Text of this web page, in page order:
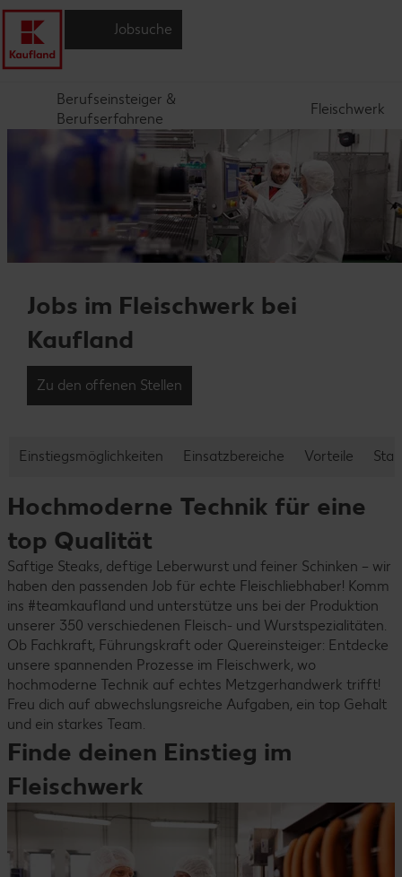
Jobsuche
Berufseinsteiger &
Berufserfahrene
Fleischwerk
Jobs im Fleischwerk bei
Kaufland
Zu den offenen Stellen
Einstiegsmöglichkeiten Einsatzbereiche Vorteile
Hochmoderne Technik für eine
top Qualität
Saftige Steaks, deftige Leberwurst und feiner Schinken – wir
haben den passenden Job für echte Fleischliebhaber! Komm
ins #teamkaufland und unterstütze uns bei der Produktion
unserer 350 verschiedenen Fleisch- und Wurstspezialitäten.
Ob Fachkraft, Führungskraft oder Quereinsteiger: Entdecke
unsere spannenden Prozesse im Fleischwerk, wo
hochmoderne Technik auf echtes Metzgerhandwerk trifft!
Freu dich auf abwechslungsreiche Aufgaben, ein top Gehalt
und ein starkes Team.
Finde deinen Einstieg im
Fleischwerk